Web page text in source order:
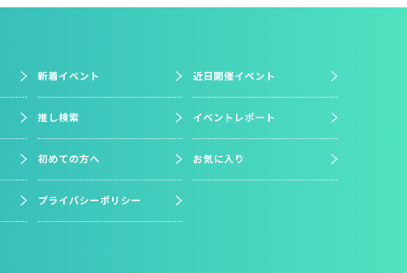
新着イベント 近日開催イベント
推し検索 イベントレポート
初めての方へ お気に入り
プライバシーポリシー